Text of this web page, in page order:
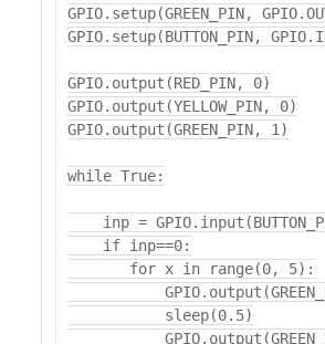
GPIO.setup(GREEN_PIN,
GPIO.setup(BUTTON_PIN,
GPIO.output(RED_PIN, 0)
GPIO.output(YELLOW_PIN, 0)
GPIO.output(GREEN_PIN, 1)
while True:
inp =
    if inp==0:
       for x in range(0, 5):
           sleep(0.5)